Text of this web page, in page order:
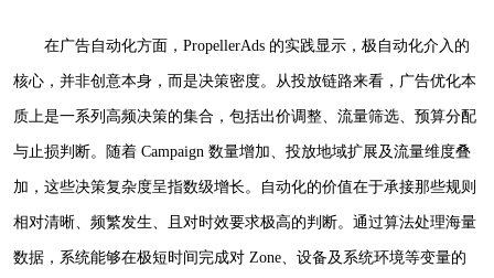
在广告自动化方面，PropellerAds 的实践显示，极自动化介入的
核心，并非创意本身，而是决策密度。从投放链路来看，广告优化本
质上是一系列高频决策的集合，包括出价调整、流量筛选、预算分配
与止损判断。随着 Campaign 数量增加、投放地域扩展及流量维度叠
加，这些决策复杂度呈指数级增长。自动化的价值在于承接那些规则
相对清晰、频繁发生、且对时效要求极高的判断。通过算法处理海量
数据，系统能够在极短时间完成对 Zone、设备及系统环境等变量的